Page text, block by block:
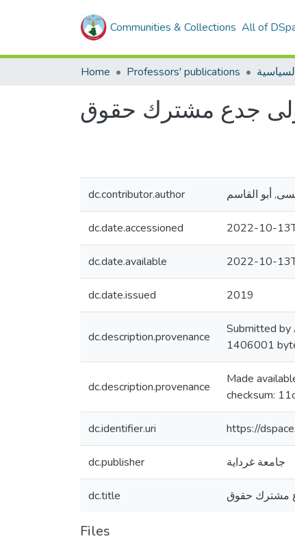
Communities & Collections All of
Home Professors' publications
جدع مشترك حقوق
dc.contributor.author أبو القاسم
dc.date.accessioned 2022-10-
dc.date.available 2022-10-
dc.date.issued 2019
dc.description.provenance
Submitted by
1406001
dc.description.provenance
Made
checksum:
dc.identifier.uri https://
dc.publisher جامعة غرداية
dc.title مشترك حقوق
Files